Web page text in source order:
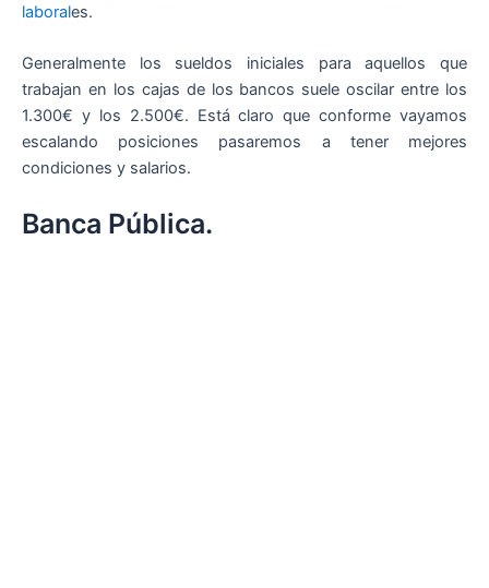
laborales.
Generalmente los sueldos iniciales para aquellos que
trabajan en los cajas de los bancos suele oscilar entre los
1.300€ y los 2.500€. Está claro que conforme vayamos
escalando posiciones pasaremos a tener mejores
condiciones y salarios.
Banca Pública.